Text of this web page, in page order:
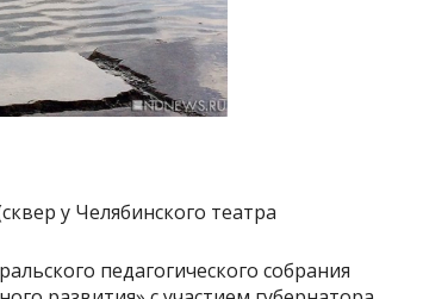
у Челябинского театра
педагогического собрания